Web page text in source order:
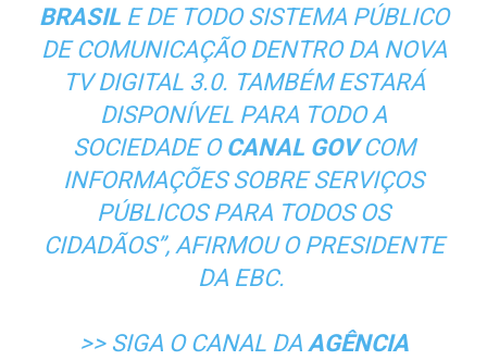
BRASIL E DE TODO SISTEMA PÚBLICO
DE COMUNICAÇÃO DENTRO DA NOVA
TV DIGITAL 3.0. TAMBÉM ESTARÁ
DISPONÍVEL PARA TODO A
SOCIEDADE O CANAL GOVCOM
INFORMAÇÕES SOBRE SERVIÇOS
PÚBLICOS PARA TODOS OS
CIDADÃOS”, AFIRMOU O PRESIDENTE
DA EBC.
>> SIGA O CANAL DA AGÊNCIA